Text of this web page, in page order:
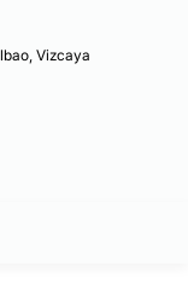
Vizcaya